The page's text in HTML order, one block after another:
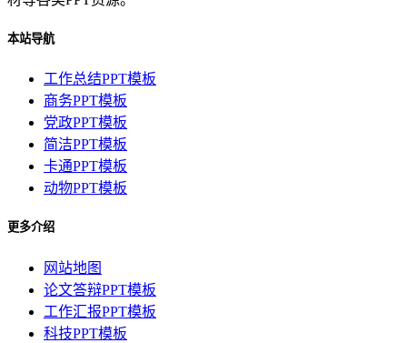
本站导航
工作总结PPT模板
商务PPT模板
党政PPT模板
简洁PPT模板
卡通PPT模板
动物PPT模板
更多介绍
网站地图
论文答辩PPT模板
工作汇报PPT模板
科技PPT模板